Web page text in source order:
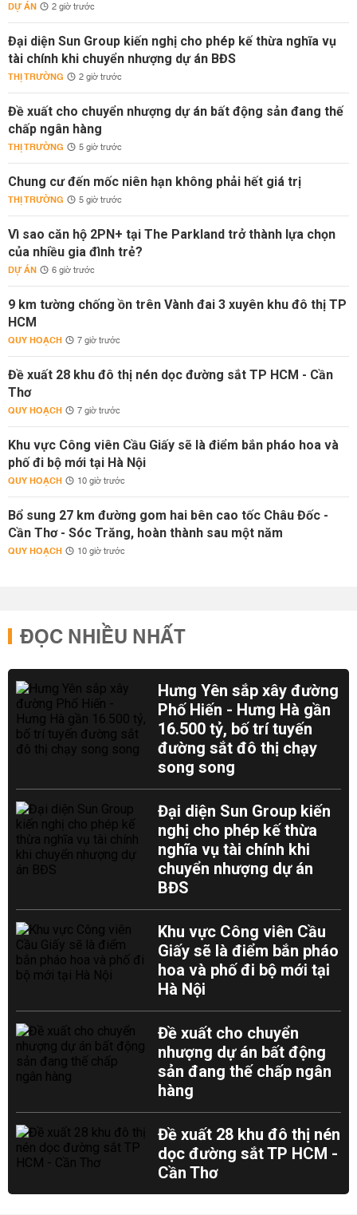
DỰ ÁN 2 giờ trước
Đại diện Sun Group kiến nghị cho phép kế thừa nghĩa vụ
tài chính khi chuyển nhượng dự án BĐS
THỊ TRƯỜNG 2 giờ trước
Đề xuất cho chuyển nhượng dự án bất động sản đang thế
chấp ngân hàng
THỊ TRƯỜNG 5 giờ trước
Chung cư đến mốc niên hạn không phải hết giá trị
THỊ TRƯỜNG 5 giờ trước
Vì sao căn hộ 2PN+ tại The Parkland trở thành lựa chọn
của nhiều gia đình trẻ?
DỰ ÁN 6 giờ trước
9 km tường chống ồn trên Vành đai 3 xuyên khu đô thị TP
HCM
QUY HOẠCH 7 giờ trước
Đề xuất 28 khu đô thị nén dọc đường sắt TP HCM - Cần
Thơ
QUY HOẠCH 7 giờ trước
Khu vực Công viên Cầu Giấy sẽ là điểm bắn pháo hoa và
phố đi bộ mới tại Hà Nội
QUY HOẠCH 10 giờ trước
Bổ sung 27 km đường gom hai bên cao tốc Châu Đốc -
Cần Thơ - Sóc Trăng, hoàn thành sau một năm
QUY HOẠCH 10 giờ trước
ĐỌC NHIỀU NHẤT
Hưng Yên sắp xây đường
Phố Hiến - Hưng Hà gần
16.500 tỷ, bố trí tuyến
đường sắt đô thị chạy
song song
Đại diện Sun Group kiến
nghị cho phép kế thừa
nghĩa vụ tài chính khi
chuyển nhượng dự án
BĐS
Khu vực Công viên Cầu
Giấy sẽ là điểm bắn pháo
hoa và phố đi bộ mới tại
Hà Nội
Đề xuất cho chuyển
nhượng dự án bất động
sản đang thế chấp ngân
hàng
Đề xuất 28 khu đô thị nén
dọc đường sắt TP HCM -
Cần Thơ